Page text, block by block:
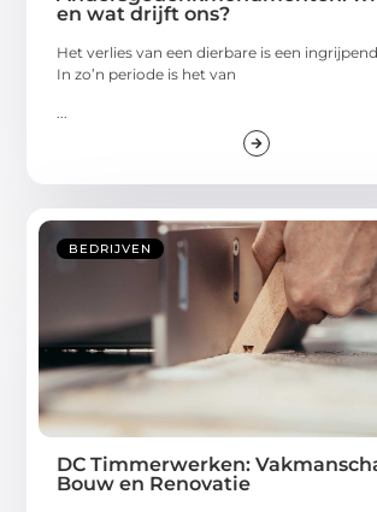
en wat drijft ons?
Het verlies van een dierbare is een
In zo’n periode is het van
...
BEDRIJVEN
DC Timmerwerken:
Bouw en Renovatie